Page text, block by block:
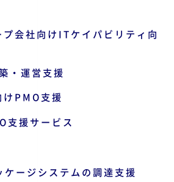
会社向けITケイパビリティ向
・運営支援
PMO支援
支援サービス
ージシステムの調達支援